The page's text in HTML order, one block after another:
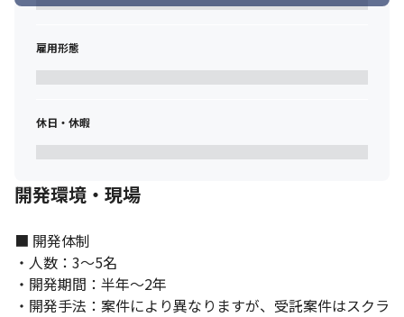
雇用形態
休日・休暇
開発環境・現場
■ 開発体制
・人数：3～5名
・開発期間：半年～2年
・開発手法：案件により異なりますが、受託案件はスクラ